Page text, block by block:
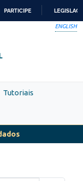
PARTICIPE
ENGLISH
Tutoriais